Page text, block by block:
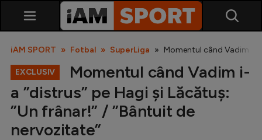
iAM SPORT Fotbal SuperLiga Momentul când Vadim i-a
EXCLUSIV
Momentul când Vadim i-
a ”distrus” pe Hagi și Lăcătuș:
”Un frânar!” / ”Bântuit de
nervozitate”